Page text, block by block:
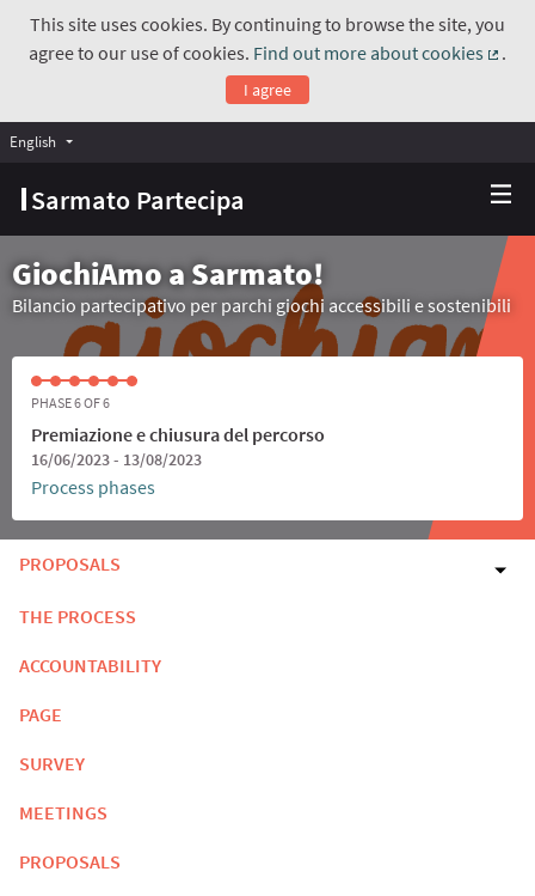
This site uses cookies. By continuing to browse the site, you
agree to our use of cookies. Find out more about cookies
.
I agree
Sarmato Partecipa
English Choose language
GiochiAmo a Sarmato!
Bilancio partecipativo per parchi giochi accessibili e sostenibili
PHASE 6 OF 6
Premiazione e chiusura del percorso
16/06/2023 - 13/08/2023
Process phases
PROPOSALS
THE PROCESS
ACCOUNTABILITY
PAGE
SURVEY
MEETINGS
PROPOSALS